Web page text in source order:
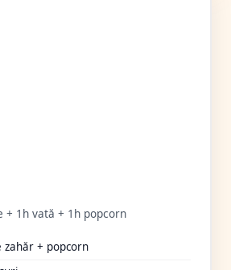
+ 1h vată + 1h popcorn
+ popcorn